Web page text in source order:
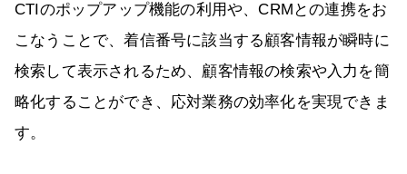
CTIのポップアップ機能の利用や、CRMとの連携をお
こなうことで、着信番号に該当する顧客情報が瞬時に
検索して表示されるため、顧客情報の検索や入力を簡
略化することができ、応対業務の効率化を実現できま
す。